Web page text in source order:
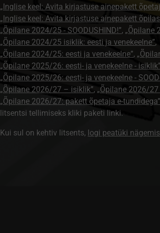
„Inglise keel: Avita kirjastuse ainepakett
„Inglise keel: Avita kirjastuse ainepakett
„Õpilane 2024/25 - SOODUSHIND!”, „Õpilane
„Õpilane 2024/25 isiklik: eesti ja venekeelne”,
„Õpilane 2024/25: eesti ja venekeelne”,
„Õpilane 2025/26: eesti- ja venekeelne - isiklik”
„Õpilane 2025/26: eesti- ja venekeelne -
„Õpilane 2026/27 – isiklik”, „Õpilane 2026/27
„Õpilane 2026/27: pakett õpetaja e-tundidega”
litsentsi tellimiseks kliki paketi linki.
Kui sul on kehtiv litsents, logi peatüki